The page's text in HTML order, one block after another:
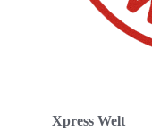
Xpress Welt